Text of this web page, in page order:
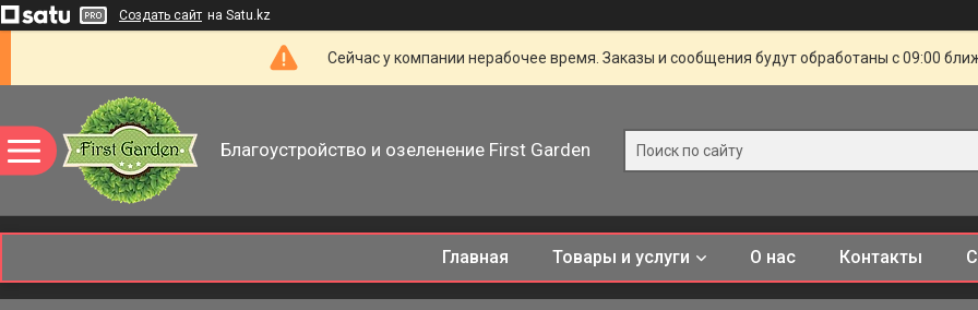
Создать сайт на Satu.kz
Сейчас у компании нерабочее время. Заказы и сообщения будут обработаны с 09:00
Благоустройство и озеленение First Garden
Главная Товары и услуги О нас Контакты